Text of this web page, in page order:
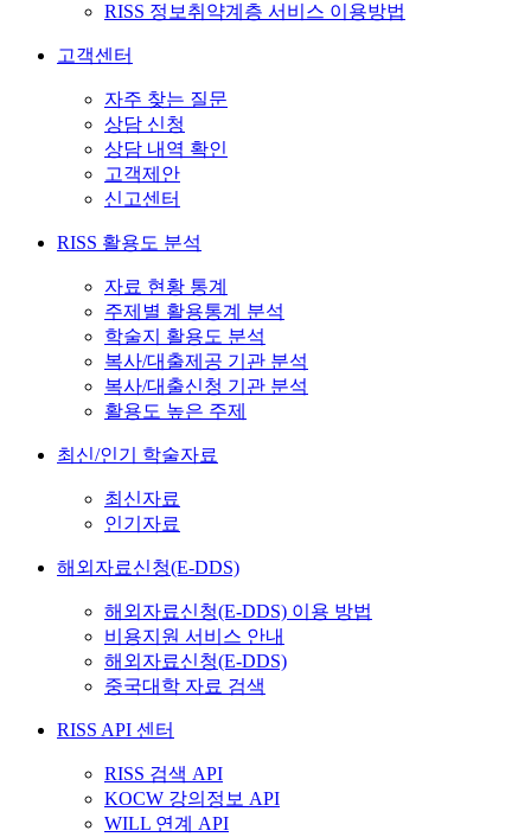
RISS 정보취약계층 서비스 이용방법
고객센터
자주 찾는 질문
상담 신청
상담 내역 확인
고객제안
신고센터
RISS 활용도 분석
자료 현황 통계
주제별 활용통계 분석
학술지 활용도 분석
복사/대출제공 기관 분석
복사/대출신청 기관 분석
활용도 높은 주제
최신/인기 학술자료
최신자료
인기자료
해외자료신청(E-DDS)
해외자료신청(E-DDS) 이용 방법
비용지원 서비스 안내
해외자료신청(E-DDS)
중국대학 자료 검색
RISS API 센터
RISS 검색 API
KOCW 강의정보 API
WILL 연계 API